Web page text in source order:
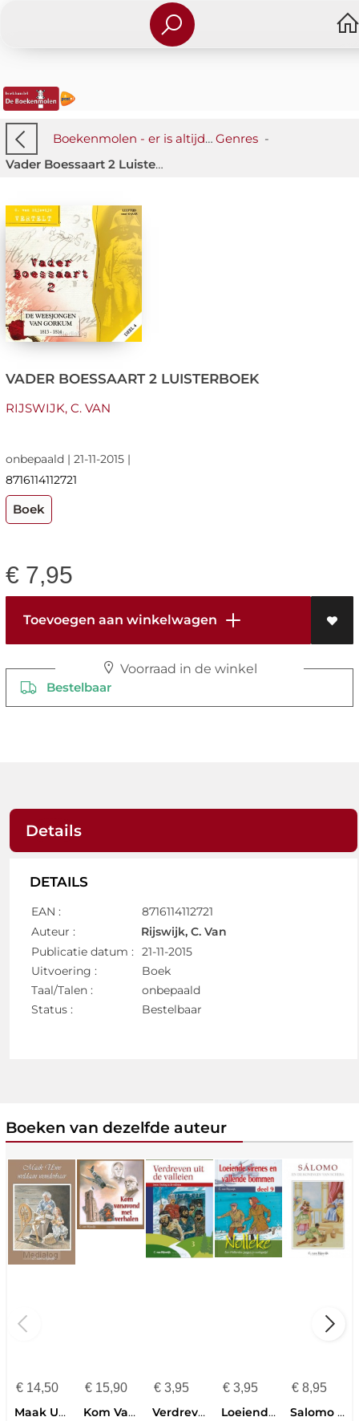
Boekenmolen - er is altijd iets wat je raakt! Genres-
Vader Boessaart 2 Luisterboek
VADER BOESSAART 2 LUISTERBOEK
RIJSWIJK, C. VAN
onbepaald | 21-11-2015 |
8716114112721
Boek
€ 7,95
Toevoegen aan winkelwagen
Voorraad in de winkel
Bestelbaar
Details
DETAILS
EAN :
8716114112721
Auteur :
Rijswijk, C. Van
Publicatie datum :
21-11-2015
Uitvoering :
Boek
Taal/Talen :
onbepaald
Status :
Bestelbaar
Boeken van dezelfde auteur
€14,50
Maak Uwe Weldaan Wonderbaar
€15,90
Kom Vanavond Met Verhalen
€ 3,95
Verdreven Uit De Valleien
€ 3,95
Loeiende Sirenes En Vallende Bommen
€ 8,95
Salomo En De Koningin Van Scheba